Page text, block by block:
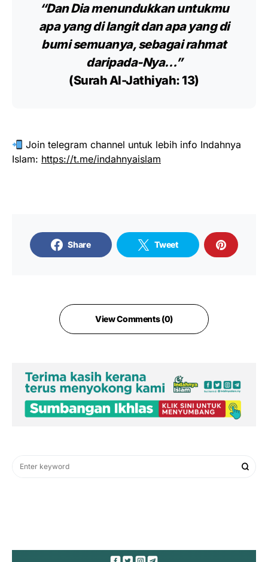
“Dan Dia menundukkan untukmu
apa yang di langit dan apa yang di
bumi semuanya, sebagai rahmat
daripada-Nya…”
(Surah Al-Jathiyah: 13)
Join telegram channel untuk lebih info Indahnya
Islam: https://t.me/indahnyaislam
Share Tweet
View Comments (0)